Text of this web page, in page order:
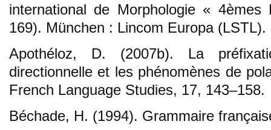
international de Morphologie «
169). München : Lincom Europa (LSTL).
Apothéloz, D. (2007b). La
directionnelle et les phénomènes de
French Language Studies, 17, 143–158.
Béchade, H. (1994). Grammaire